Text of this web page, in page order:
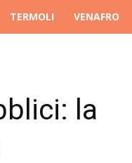
TERMOLI VENAFRO
la